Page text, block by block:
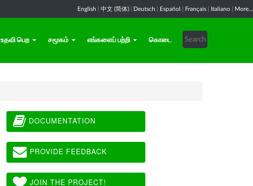
English 中文 (简体) Deutsch Español Français Italiano More...
உதவி பெற சமூகம் எங்களைப் பற்றி கொடை
DOCUMENTATION
PROVIDE FEEDBACK
JOIN THE PROJECT!